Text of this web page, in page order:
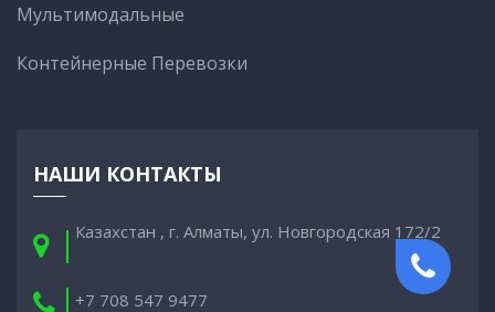
Мультимодальные
Контейнерные Перевозки
НАШИ КОНТАКТЫ
Казахстан , г. Алматы, ул. Новгородская 172/2
+7 708 547 9477